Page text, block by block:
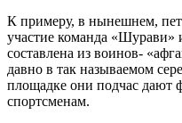
К примеру, в нынешнем,
участие команда «Шурави»
составлена из воинов-
давно в так называемом
площадке они подчас дают
спортсменам.